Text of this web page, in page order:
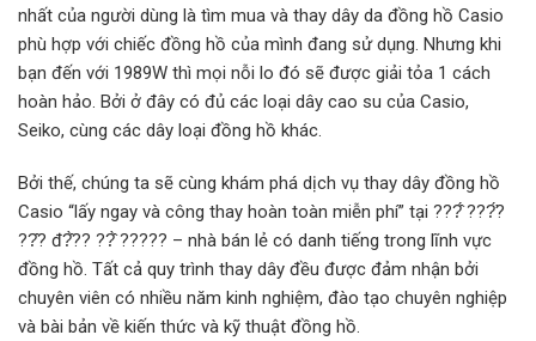
nhất của người dùng là tìm mua và thay dây da đồng hồ Casio
phù hợp với chiếc đồng hồ của mình đang sử dụng. Nhưng khi
bạn đến với 1989W thì mọi nỗi lo đó sẽ được giải tỏa 1 cách
hoàn hảo. Bởi ở đây có đủ các loại dây cao su của Casio,
Seiko, cùng các dây loại đồng hồ khác.
Bởi thế, chúng ta sẽ cùng khám phá dịch vụ thay dây đồng hồ
Casio “lấy ngay và công thay hoàn toàn miễn phí” tại ???̂́ ???̛́?
??̂? đ?̂̀?? ??̂̀ ????? – nhà bán lẻ có danh tiếng trong lĩnh vực
đồng hồ. Tất cả quy trình thay dây đều được đảm nhận bởi
chuyên viên có nhiều năm kinh nghiệm, đào tạo chuyên nghiệp
và bài bản về kiến thức và kỹ thuật đồng hồ.